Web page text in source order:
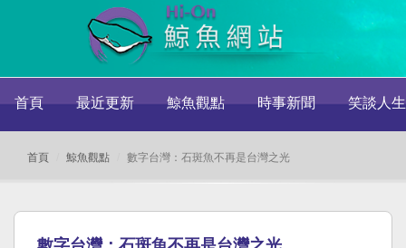
首頁 最近更新 鯨魚觀點 時事新聞 笑談人生
首頁 鯨魚觀點 數字台灣：石斑魚不再是台灣之光